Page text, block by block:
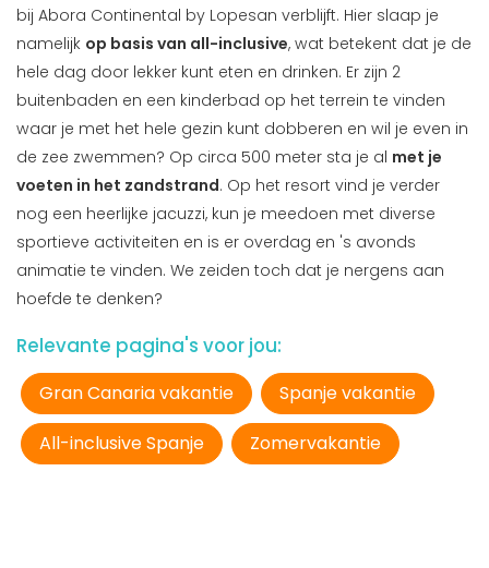
bij Abora Continental by Lopesan verblijft. Hier slaap je
namelijk op basis van all-inclusive, wat betekent dat je de
hele dag door lekker kunt eten en drinken. Er zijn 2
buitenbaden en een kinderbad op het terrein te vinden
waar je met het hele gezin kunt dobberen en wil je even in
de zee zwemmen? Op circa 500 meter sta je al met je
voeten in het zandstrand. Op het resort vind je verder
nog een heerlijke jacuzzi, kun je meedoen met diverse
sportieve activiteiten en is er overdag en 's avonds
animatie te vinden. We zeiden toch dat je nergens aan
hoefde te denken?
Relevante pagina's voor jou:
Gran Canaria vakantie
Spanje vakantie
All-inclusive Spanje
Zomervakantie